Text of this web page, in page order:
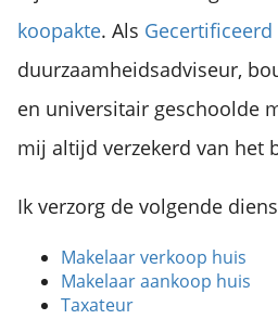
koopakte. Als Gecertificeerd
duurzaamheidsadviseur,
en universitair geschoolde
mij altijd verzekerd van het
Ik verzorg de volgende
Makelaar verkoop huis
Makelaar aankoop huis
Taxateur